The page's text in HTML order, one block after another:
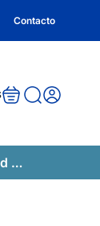
Contacto